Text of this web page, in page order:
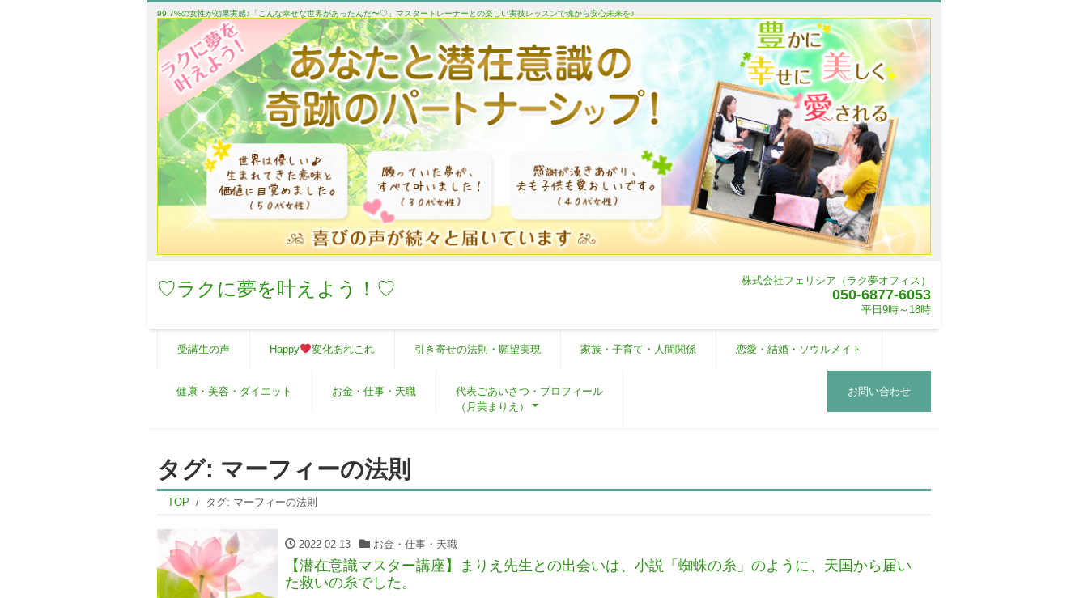
99.7%の女性が効果実感♪「こんな幸せな世界があったんだ〜♡」マスタートレーナーとの楽しい実技レッスンで魂から安心未来を♪
♡ラクに夢を叶えよう！♡ 株式会社フェリシア（ラク夢オフィス）
050-6877-6053
平日9時～18時
受講生の声 Happy 変化あれこれ 引き寄せの法則・願望実現 家族・子育て・人間関係 恋愛・結婚・ソウルメイト
健康・美容・ダイエット お金・仕事・天職
代表ごあいさつ・プロフィール
（月美まりえ）
お問い合わせ
タグ: マーフィーの法則
TOP タグ: マーフィーの法則
2022-02-13 お金・仕事・天職
【潜在意識マスター講座】まりえ先生との出会いは、小説「蜘蛛の糸」のように、天国から届い
た救いの糸でした。